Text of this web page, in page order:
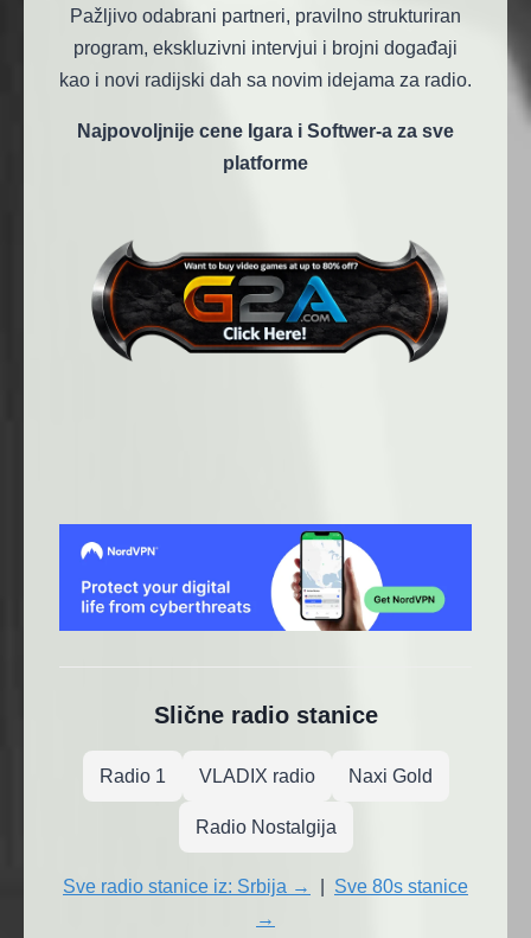
Pažljivo odabrani partneri, pravilno strukturiran
program, ekskluzivni intervjui i brojni događaji
kao i novi radijski dah sa novim idejama za radio.
Najpovoljnije cene Igara i Softwer-a za sve
platforme
Slične radio stanice
Radio 1 VLADIX radio Naxi Gold
Radio Nostalgija
Sve radio stanice iz: Srbija →
Sve 80s stanice
→